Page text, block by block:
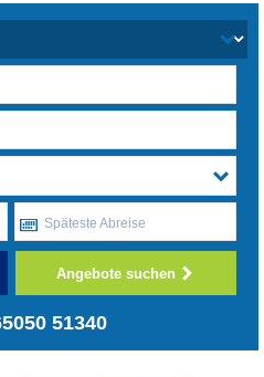
Späteste Abreise
Angebote suchen
51340